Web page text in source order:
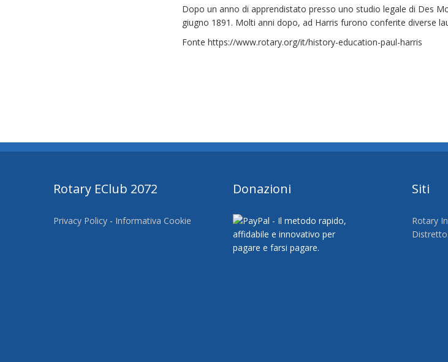
Dopo un anno di apprendistato presso uno studio legale di Des
giugno 1891. Molti anni dopo, ad Harris furono conferite diverse
Fonte https://www.rotary.org/it/history-education-paul-harris
Rotary EClub 2072
Privacy Policy - Informativa Cookie
Donazioni Siti
Rotary